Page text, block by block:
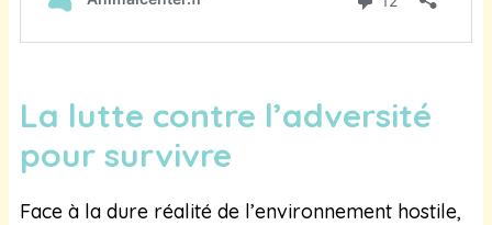
La lutte contre l’adversité
pour survivre
Face à la dure réalité de l’environnement hostile,